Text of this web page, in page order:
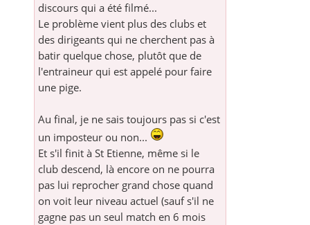
discours qui a été filmé...
Le problème vient plus des clubs et
des dirigeants qui ne cherchent pas à
batir quelque chose, plutôt que de
l'entraineur qui est appelé pour faire
une pige.
Au final, je ne sais toujours pas si c'est
un imposteur ou non...
Et s'il finit à St Etienne, même si le
club descend, là encore on ne pourra
pas lui reprocher grand chose quand
on voit leur niveau actuel (sauf s'il ne
gagne pas un seul match en 6 mois